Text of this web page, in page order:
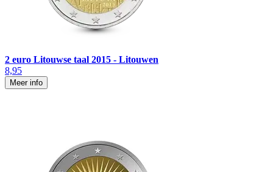
2 euro Litouwse taal 2015 - Litouwen
8,95
Meer info